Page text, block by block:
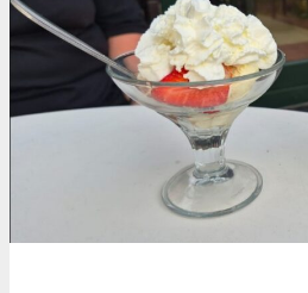
één
verschil